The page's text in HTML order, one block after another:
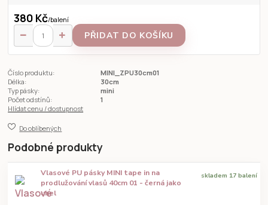
380 Kč/balení
PŘIDAT DO KOŠÍKU
Číslo produktu:
MINI_ZPU30cm01
Délka:
30cm
Typ pásky:
mini
Počet odstínů:
1
Hlídat cenu / dostupnost
Do oblíbených
Podobné produkty
Vlasové PU pásky MINI tape in na
prodlužování vlasů 40cm 01 - černá jako
uhel
skladem 17 balení